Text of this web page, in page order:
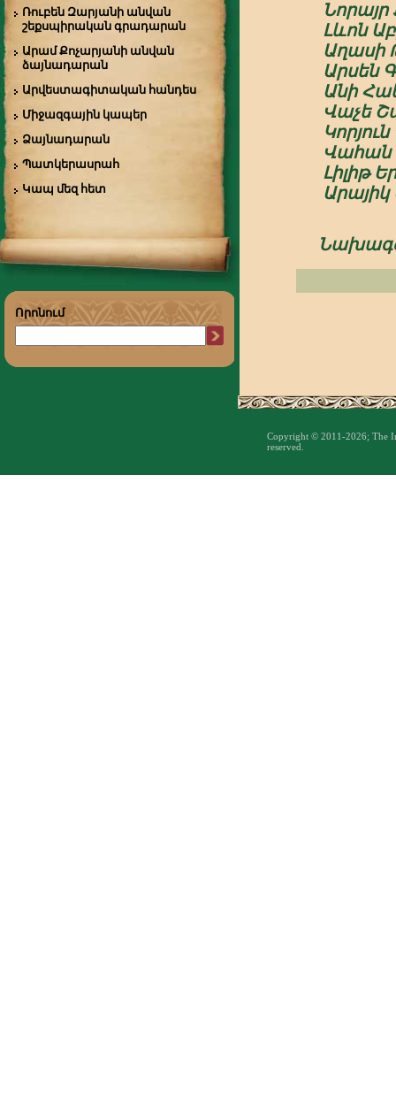
Ռուբեն Զարյանի անվան
շեքսպիրական գրադարան
Արամ Քոչարյանի անվան
ձայնադարան
Արվեստագիտական հանդես
Միջազգային կապեր
Ձայնադարան
Պատկերասրահ
Կապ մեզ հետ
Որոնում
Լևոն
Աղասի
Արսեն
Անի
Վաչե
Վահան
Լիլիթ
Արայիկ
Copyright © 2011-2026; The
reserved.